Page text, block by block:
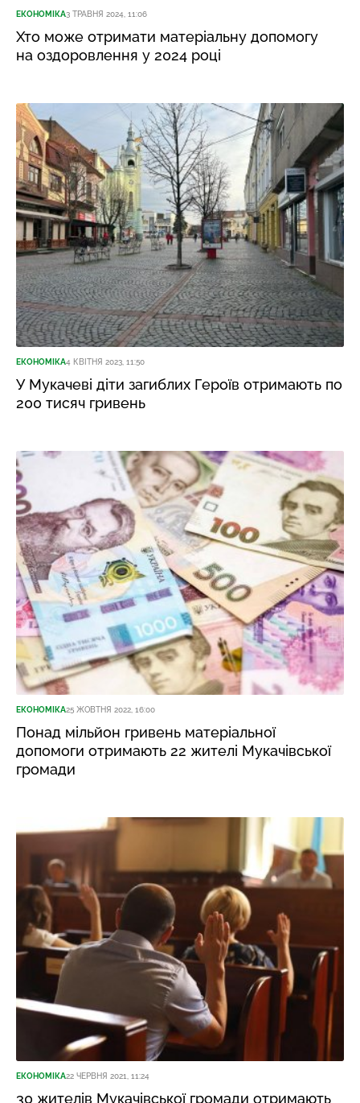
ЕКОНОМІКА3 ТРАВНЯ 2024, 11:06
Хто може отримати матеріальну допомогу
на оздоровлення у 2024 році
ЕКОНОМІКА4 КВІТНЯ 2023, 11:50
У Мукачеві діти загиблих Героїв отримають по
200 тисяч гривень
ЕКОНОМІКА25 ЖОВТНЯ 2022, 16:00
Понад мільйон гривень матеріальної
допомоги отримають 22 жителі Мукачівської
громади
ЕКОНОМІКА22 ЧЕРВНЯ 2021, 11:24
30 жителів Мукачівської громади отримають